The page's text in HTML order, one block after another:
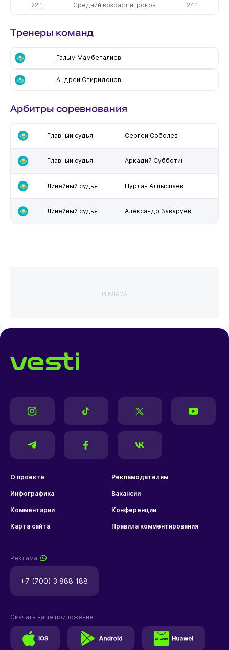
22.1 Средний возраст игроков 24.1
Тренеры команд
Галым Мамбеталиев
Андрей Спиридонов
Арбитры соревнования
Главный судья Сергей Соболев
Главный судья Аркадий Субботин
Линейный судья Нурлан Алпыспаев
Линейный судья Александр Заваруев
РЕКЛАМА
О проекте Рекламодателям
Инфографика Вакансии
Комментарии Конференции
Карта сайта Правила комментирования
Реклама
+7 (700) 3 888 188
Скачать наше приложение